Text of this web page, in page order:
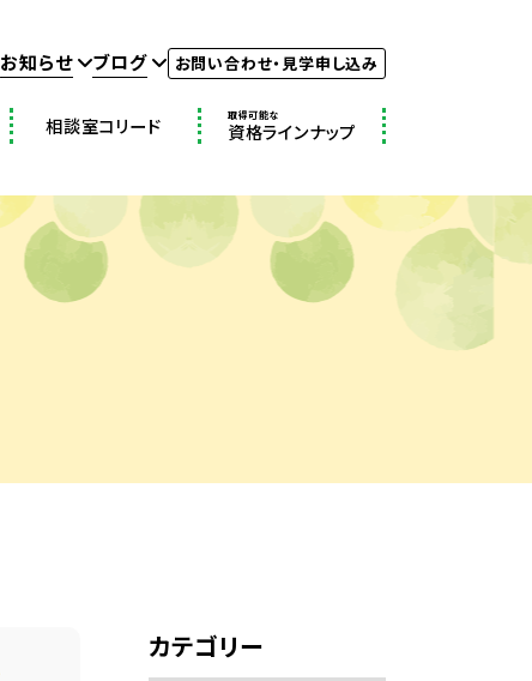
お知らせ ブログ お問い合わせ・見学申し込み
相談室コリード 取得可能な
資格ラインナップ
カテゴリー